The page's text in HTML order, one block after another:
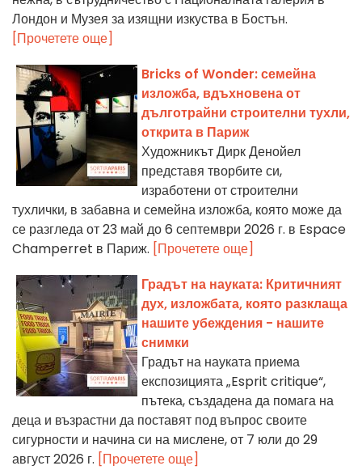
Лондон и Музея за изящни изкуства в Бостън.
[Прочетете още]
Bricks of Wonder: семейна
изложба, вдъхновена от
дълготрайни строителни тухли,
открита в Париж
Художникът Дирк Денойел
представя творбите си,
изработени от строителни
тухлички, в забавна и семейна изложба, която може да
се разгледа от 23 май до 6 септември 2026 г. в Espace
Champerret в Париж. [Прочетете още]
Градът на науката: Критичният
дух, изложбата, която разклаща
нашите убеждения - нашите
снимки
Градът на науката приема
експозицията „Esprit critique“,
пътека, създадена да помага на
деца и възрастни да поставят под въпрос своите
сигурности и начина си на мислене, от 7 юли до 29
август 2026 г. [Прочетете още]